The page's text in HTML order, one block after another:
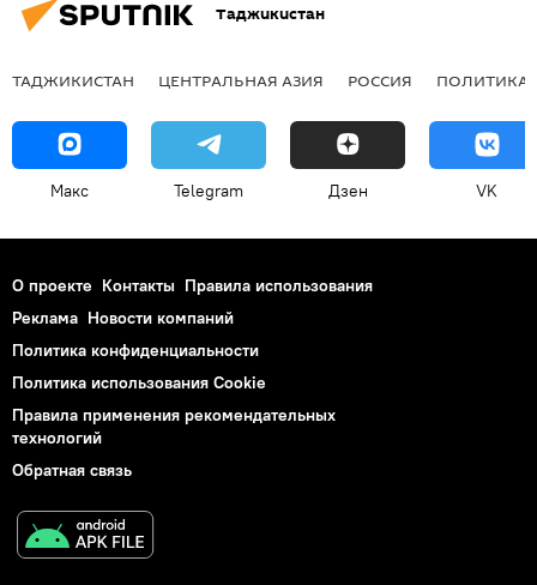
Таджикистан
ТАДЖИКИСТАН ЦЕНТРАЛЬНАЯ АЗИЯ РОССИЯ ПОЛИТИКА
Макс Telegram Дзен VK
О проекте Контакты Правила использования
Реклама Новости компаний
Политика конфиденциальности
Политика использования Cookie
Правила применения рекомендательных
технологий
Обратная связь